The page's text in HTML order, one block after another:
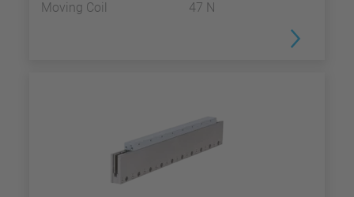
Moving Coil 47 N